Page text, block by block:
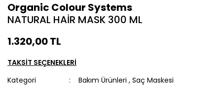
Organic Colour Systems
NATURAL HAİR MASK 300 ML
1.320,00 TL
TAKSİT SEÇENEKLERİ
Kategori
Bakım Ürünleri ,Saç Maskesi